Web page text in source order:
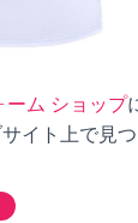
ーム ショップ
イト上で見